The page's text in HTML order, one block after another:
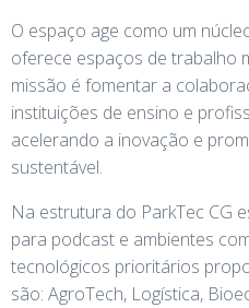
O espaço age como um
oferece espaços de trabalho
missão é fomentar a
instituições de ensino e
acelerando a inovação e
sustentável.
Na estrutura do ParkTec CG
para podcast e ambientes
tecnológicos prioritários
são: AgroTech, Logística,